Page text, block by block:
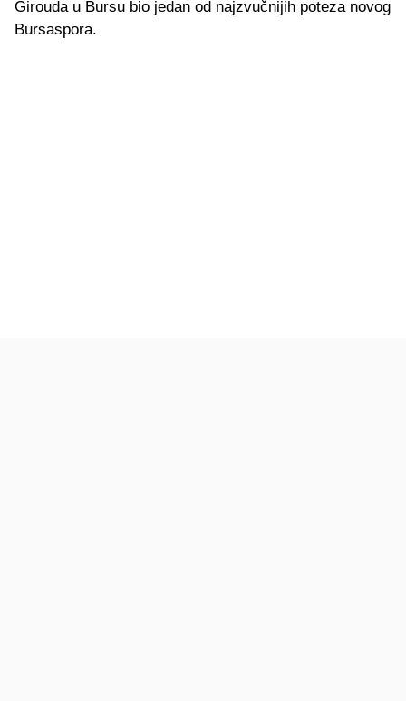
Girouda u Bursu bio jedan od najzvučnijih poteza novog
Bursaspora.